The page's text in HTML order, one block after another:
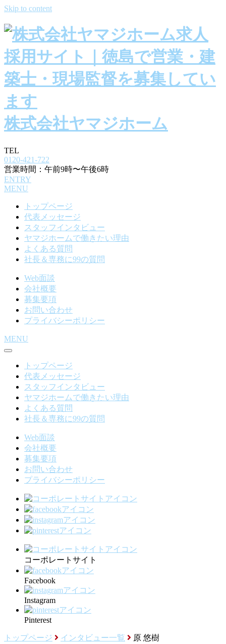
Skip to content
株式会社ヤマジホーム
TEL
0120-421-722
営業時間：午前9時〜午後6時
ENTRY
MENU
トップページ
代表メッセージ
スタッフインタビュー
ヤマジホームで働きたい理由
よくある質問
社長＆専務に99の質問
Web面談
会社概要
募集要項
お問い合わせ
プライバシーポリシー
MENU
トップページ
代表メッセージ
スタッフインタビュー
ヤマジホームで働きたい理由
よくある質問
社長＆専務に99の質問
Web面談
会社概要
募集要項
お問い合わせ
プライバシーポリシー
コーポレートサイト
Facebook
Instagram
Pinterest
トップページ インタビュー一覧 原 悠樹